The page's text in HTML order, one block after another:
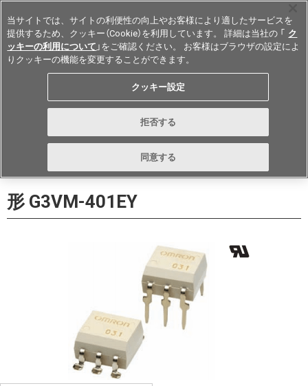
Japan
お問い合わせ
形 G3VM-401EY
当サイトでは、サイトの利便性の向上やお客様により適したサービスを
提供するため、クッキー（Cookie）を利用しています。 詳細は当社の 「 ク
ッキーの利用について 」をご確認ください。 お客様はブラウザの設定によ
りクッキーの機能を変更することができます。
クッキー設定
拒否する
同意する